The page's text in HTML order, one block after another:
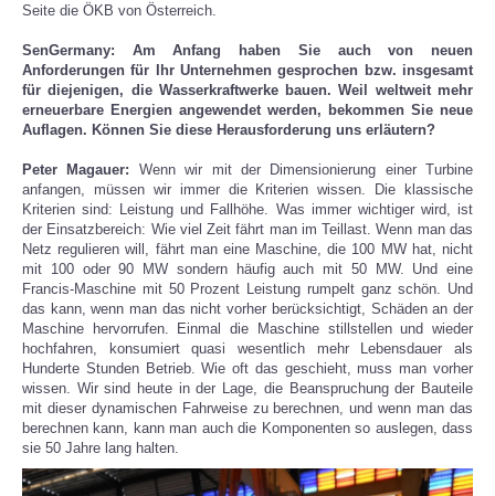
Seite die ÖKB von Österreich.
SenGermany: Am Anfang haben Sie auch von neuen
Anforderungen für Ihr Unternehmen gesprochen bzw. insgesamt
für diejenigen, die Wasserkraftwerke bauen. Weil weltweit mehr
erneuerbare Energien angewendet werden, bekommen Sie neue
Auflagen. Können Sie diese Herausforderung uns erläutern?
Peter Magauer: Wenn wir mit der Dimensionierung einer Turbine
anfangen, müssen wir immer die Kriterien wissen. Die klassische
Kriterien sind: Leistung und Fallhöhe. Was immer wichtiger wird, ist
der Einsatzbereich: Wie viel Zeit fährt man im Teillast. Wenn man das
Netz regulieren will, fährt man eine Maschine, die 100 MW hat, nicht
mit 100 oder 90 MW sondern häufig auch mit 50 MW. Und eine
Francis-Maschine mit 50 Prozent Leistung rumpelt ganz schön. Und
das kann, wenn man das nicht vorher berücksichtigt, Schäden an der
Maschine hervorrufen. Einmal die Maschine stillstellen und wieder
hochfahren, konsumiert quasi wesentlich mehr Lebensdauer als
Hunderte Stunden Betrieb. Wie oft das geschieht, muss man vorher
wissen. Wir sind heute in der Lage, die Beanspruchung der Bauteile
mit dieser dynamischen Fahrweise zu berechnen, und wenn man das
berechnen kann, kann man auch die Komponenten so auslegen, dass
sie 50 Jahre lang halten.